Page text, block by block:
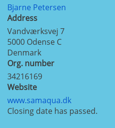
Bjarne Petersen
Address
Vandværksvej 7
5000 Odense C
Denmark
Org. number
34216169
Website
www.samaqua.dk
Closing date has passed.